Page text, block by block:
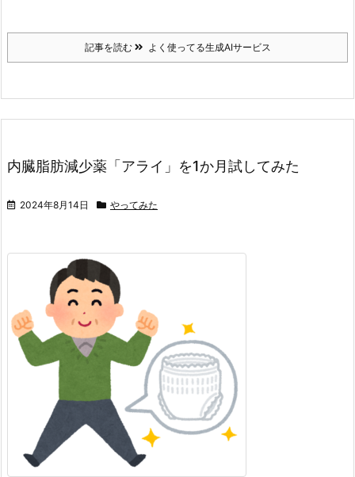
記事を読む よく使ってる生成AIサービス
内臓脂肪減少薬「アライ」を1か月試してみた
2024年8月14日 やってみた